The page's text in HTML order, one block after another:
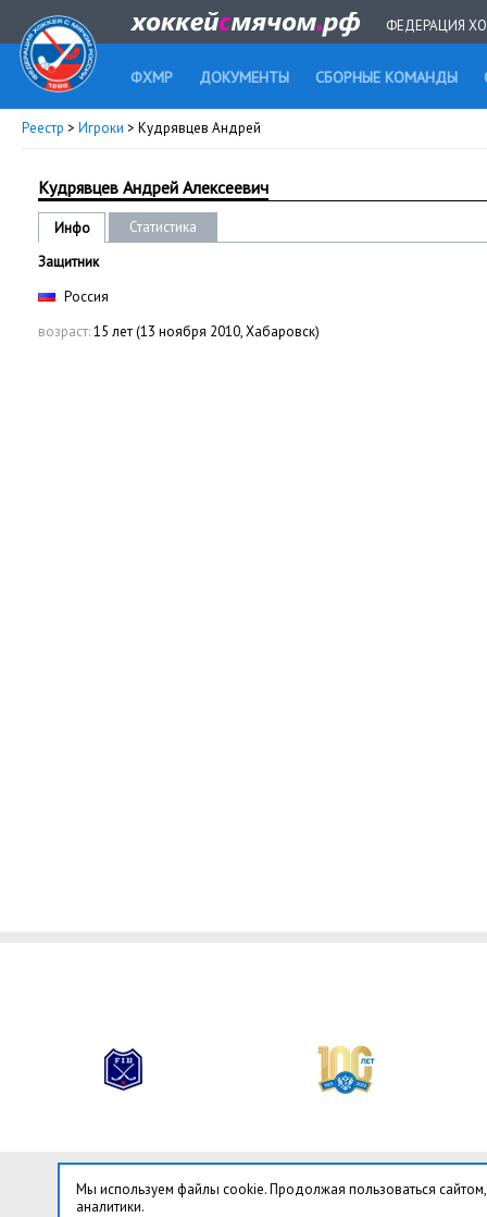
ФЕДЕРАЦИЯ
ФХМР ДОКУМЕНТЫ СБОРНЫЕ КОМАНДЫ
Реестр > Игроки > Кудрявцев Андрей
Кудрявцев Андрей Алексеевич
Инфо
Статистика
Защитник
Россия
возраст:15 лет (13 ноября 2010, Хабаровск)
Мы используем файлы cookie. Продолжая пользоваться
аналитики.